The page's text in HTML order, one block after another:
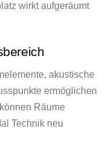
wirkt aufgeräumt
akustische
ermöglichen
Räume
Technik neu